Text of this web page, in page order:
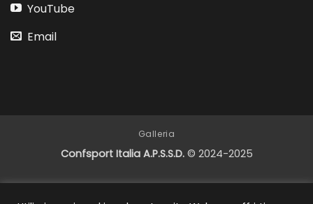
YouTube
Email
Galleria
Confsport Italia A.P.S.S.D.© 2024-2025